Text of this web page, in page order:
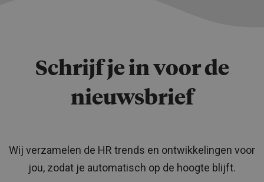
Schrijf je in voor de
nieuwsbrief
Wij verzamelen de HR trends en ontwikkelingen voor
jou, zodat je automatisch op de hoogte blijft.